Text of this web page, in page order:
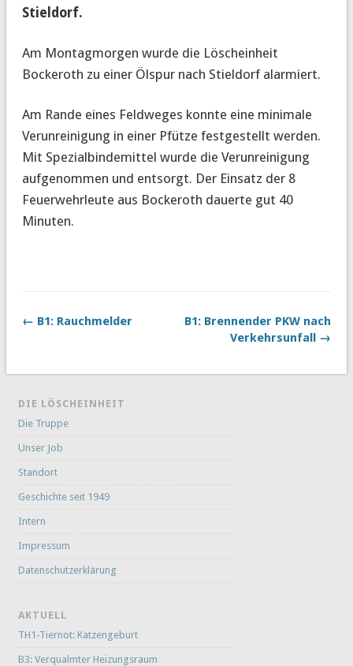
Stieldorf.
Am Montagmorgen wurde die Löscheinheit
Bockeroth zu einer Ölspur nach Stieldorf alarmiert.
Am Rande eines Feldweges konnte eine minimale
Verunreinigung in einer Pfütze festgestellt werden.
Mit Spezialbindemittel wurde die Verunreinigung
aufgenommen und entsorgt. Der Einsatz der 8
Feuerwehrleute aus Bockeroth dauerte gut 40
Minuten.
← B1: Rauchmelder
B1: Brennender PKW nach
Verkehrsunfall →
DIE LÖSCHEINHEIT
Die Truppe
Unser Job
Standort
Geschichte seit 1949
Intern
Impressum
Datenschutzerklärung
AKTUELL
TH1-Tiernot: Katzengeburt
B3: Verqualmter Heizungsraum